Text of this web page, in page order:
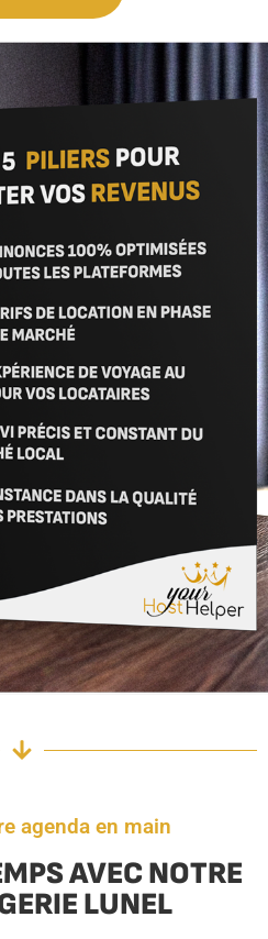
agenda en main
AVEC NOTRE
LUNEL